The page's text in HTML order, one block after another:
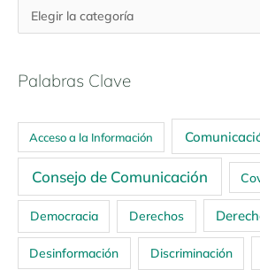
Palabras Clave
Acceso a la Información
Consejo de Comunicación
Democracia Derechos
Desinformación Discriminación